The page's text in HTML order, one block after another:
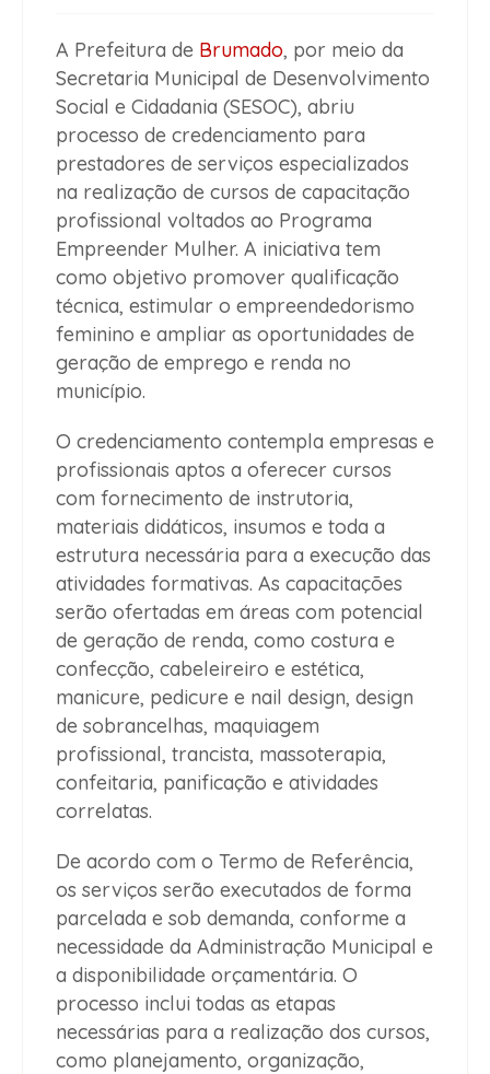
A Prefeitura de Brumado, por meio da
Secretaria Municipal de Desenvolvimento
Social e Cidadania (SESOC), abriu
processo de credenciamento para
prestadores de serviços especializados
na realização de cursos de capacitação
profissional voltados ao Programa
Empreender Mulher. A iniciativa tem
como objetivo promover qualificação
técnica, estimular o empreendedorismo
feminino e ampliar as oportunidades de
geração de emprego e renda no
município.
O credenciamento contempla empresas e
profissionais aptos a oferecer cursos
com fornecimento de instrutoria,
materiais didáticos, insumos e toda a
estrutura necessária para a execução das
atividades formativas. As capacitações
serão ofertadas em áreas com potencial
de geração de renda, como costura e
confecção, cabeleireiro e estética,
manicure, pedicure e nail design, design
de sobrancelhas, maquiagem
profissional, trancista, massoterapia,
confeitaria, panificação e atividades
correlatas.
De acordo com o Termo de Referência,
os serviços serão executados de forma
parcelada e sob demanda, conforme a
necessidade da Administração Municipal e
a disponibilidade orçamentária. O
processo inclui todas as etapas
necessárias para a realização dos cursos,
como planejamento, organização,